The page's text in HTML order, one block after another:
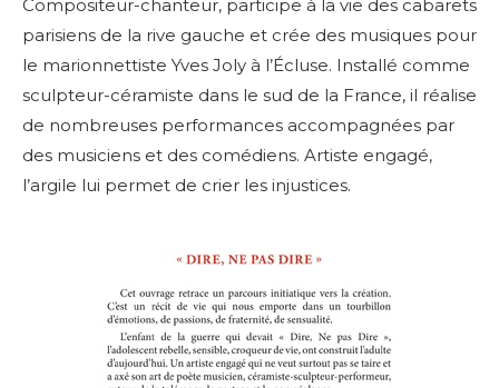
Compositeur-chanteur, participe à la vie des cabarets
parisiens de la rive gauche et crée des musiques pour
le marionnettiste Yves Joly à l’Écluse. Installé comme
sculpteur-céramiste dans le sud de la France, il réalise
de nombreuses performances accompagnées par
des musiciens et des comédiens. Artiste engagé,
l’argile lui permet de crier les injustices.